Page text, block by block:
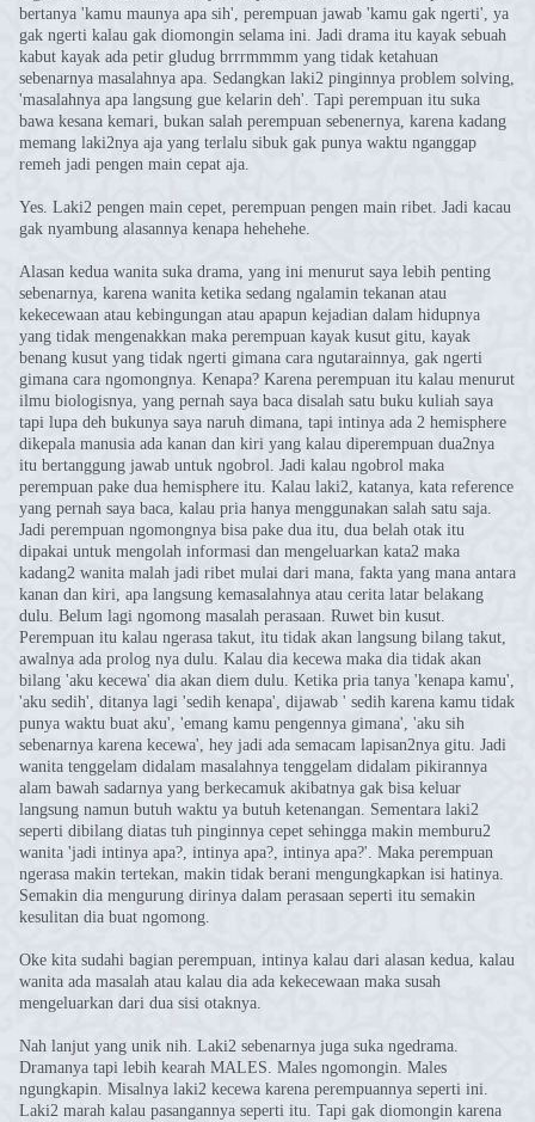
bertanya 'kamu maunya apa sih', perempuan jawab 'kamu gak ngerti', ya
gak ngerti kalau gak diomongin selama ini. Jadi drama itu kayak sebuah
kabut kayak ada petir gludug brrrmmmm yang tidak ketahuan
sebenarnya masalahnya apa. Sedangkan laki2 pinginnya problem solving,
'masalahnya apa langsung gue kelarin deh'. Tapi perempuan itu suka
bawa kesana kemari, bukan salah perempuan sebenernya, karena kadang
memang laki2nya aja yang terlalu sibuk gak punya waktu nganggap
remeh jadi pengen main cepat aja.
Yes. Laki2 pengen main cepet, perempuan pengen main ribet. Jadi kacau
gak nyambung alasannya kenapa hehehehe.
Alasan kedua wanita suka drama, yang ini menurut saya lebih penting
sebenarnya, karena wanita ketika sedang ngalamin tekanan atau
kekecewaan atau kebingungan atau apapun kejadian dalam hidupnya
yang tidak mengenakkan maka perempuan kayak kusut gitu, kayak
benang kusut yang tidak ngerti gimana cara ngutarainnya, gak ngerti
gimana cara ngomongnya. Kenapa? Karena perempuan itu kalau menurut
ilmu biologisnya, yang pernah saya baca disalah satu buku kuliah saya
tapi lupa deh bukunya saya naruh dimana, tapi intinya ada 2 hemisphere
dikepala manusia ada kanan dan kiri yang kalau diperempuan dua2nya
itu bertanggung jawab untuk ngobrol. Jadi kalau ngobrol maka
perempuan pake dua hemisphere itu. Kalau laki2, katanya, kata reference
yang pernah saya baca, kalau pria hanya menggunakan salah satu saja.
Jadi perempuan ngomongnya bisa pake dua itu, dua belah otak itu
dipakai untuk mengolah informasi dan mengeluarkan kata2 maka
kadang2 wanita malah jadi ribet mulai dari mana, fakta yang mana antara
kanan dan kiri, apa langsung kemasalahnya atau cerita latar belakang
dulu. Belum lagi ngomong masalah perasaan. Ruwet bin kusut.
Perempuan itu kalau ngerasa takut, itu tidak akan langsung bilang takut,
awalnya ada prolog nya dulu. Kalau dia kecewa maka dia tidak akan
bilang 'aku kecewa' dia akan diem dulu. Ketika pria tanya 'kenapa kamu',
'aku sedih', ditanya lagi 'sedih kenapa', dijawab ' sedih karena kamu tidak
punya waktu buat aku', 'emang kamu pengennya gimana', 'aku sih
sebenarnya karena kecewa', hey jadi ada semacam lapisan2nya gitu. Jadi
wanita tenggelam didalam masalahnya tenggelam didalam pikirannya
alam bawah sadarnya yang berkecamuk akibatnya gak bisa keluar
langsung namun butuh waktu ya butuh ketenangan. Sementara laki2
seperti dibilang diatas tuh pinginnya cepet sehingga makin memburu2
wanita 'jadi intinya apa?, intinya apa?, intinya apa?'. Maka perempuan
ngerasa makin tertekan, makin tidak berani mengungkapkan isi hatinya.
Semakin dia mengurung dirinya dalam perasaan seperti itu semakin
kesulitan dia buat ngomong.
Oke kita sudahi bagian perempuan, intinya kalau dari alasan kedua, kalau
wanita ada masalah atau kalau dia ada kekecewaan maka susah
mengeluarkan dari dua sisi otaknya.
Nah lanjut yang unik nih. Laki2 sebenarnya juga suka ngedrama.
Dramanya tapi lebih kearah MALES. Males ngomongin. Males
ngungkapin. Misalnya laki2 kecewa karena perempuannya seperti ini.
Laki2 marah kalau pasangannya seperti itu. Tapi gak diomongin karena